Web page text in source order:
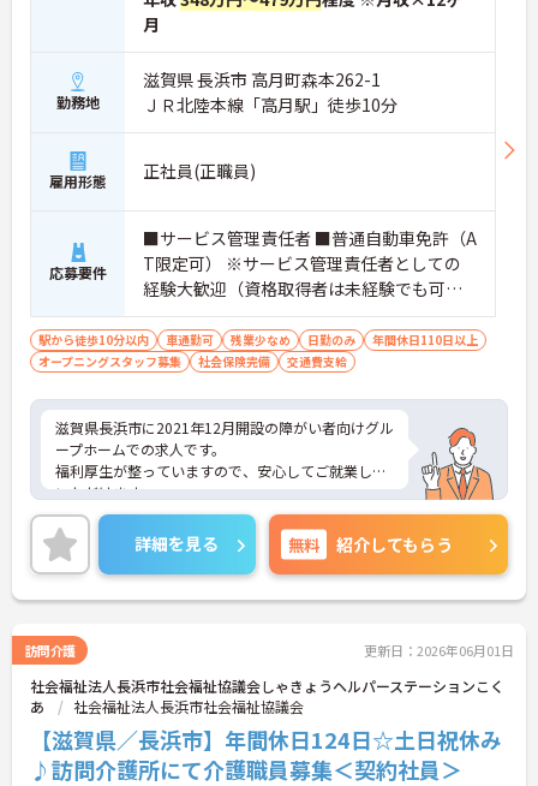
月
勤務地
滋賀県 長浜市 高月町森本262-1
ＪＲ北陸本線「高月駅」徒歩10分
雇用形態 正社員(正職員)
応募要件
■サービス管理責任者 ■普通自動車免許（A
T限定可） ※サービス管理責任者としての
経験大歓迎（資格取得者は未経験でも可能
です） ※就労支援員、就労支援経験者、社
会福祉士や精神保険福祉士の資格も活かせ
ます
駅から徒歩10分以内 車通勤可 残業少なめ 日勤のみ
年間休日110日以上
オープニングスタッフ募集
社会保険完備 交通費支給
滋賀県長浜市に2021年12月開設の障がい者向けグル
ープホームでの求人です。
福利厚生が整っていますので、安心してご就業して
いただけます。
年間休日114日！残業は少なめですのでプライベー
トとの予定が立てやすいです。
ご興味のある方には、面接対策ポイントなど、さら
に詳細をお話しいたしますので、お気軽にご相談く
ださい。
詳細を見る 無料 紹介してもらう
訪問介護 更新日：2026年06月01日
社会福祉法人長浜市社会福祉協議会しゃきょうヘルパーステーションこく
あ
社会福祉法人長浜市社会福祉協議会
【滋賀県／長浜市】年間休日124日☆土日祝休み
♪訪問介護所にて介護職員募集＜契約社員＞